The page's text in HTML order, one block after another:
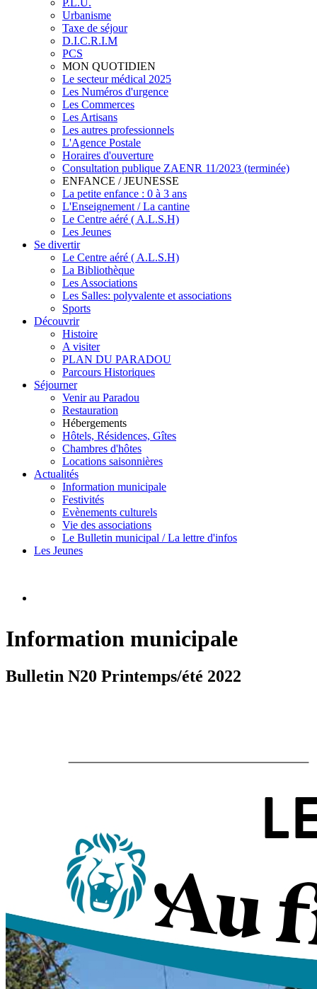
P.L.U.
Urbanisme
Taxe de séjour
D.I.C.R.I.M
PCS
MON QUOTIDIEN
Le secteur médical 2025
Les Numéros d'urgence
Les Commerces
Les Artisans
Les autres professionnels
L'Agence Postale
Horaires d'ouverture
Consultation publique ZAENR 11/2023 (terminée)
ENFANCE / JEUNESSE
La petite enfance : 0 à 3 ans
L'Enseignement / La cantine
Le Centre aéré ( A.L.S.H)
Les Jeunes
Se divertir
Le Centre aéré ( A.L.S.H)
La Bibliothèque
Les Associations
Les Salles: polyvalente et associations
Sports
Découvrir
Histoire
A visiter
PLAN DU PARADOU
Parcours Historiques
Séjourner
Venir au Paradou
Restauration
Hébergements
Hôtels, Résidences, Gîtes
Chambres d'hôtes
Locations saisonnières
Actualités
Information municipale
Festivités
Evènements culturels
Vie des associations
Le Bulletin municipal / La lettre d'infos
Les Jeunes
Information municipale
Bulletin N20 Printemps/été 2022